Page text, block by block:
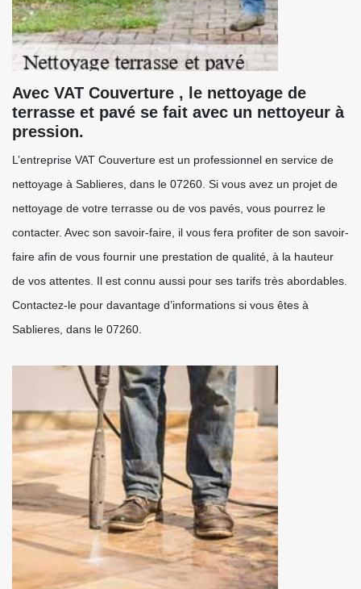
Avec VAT Couverture , le nettoyage de
terrasse et pavé se fait avec un nettoyeur à
pression.
L’entreprise VAT Couverture est un professionnel en service de
nettoyage à Sablieres, dans le 07260. Si vous avez un projet de
nettoyage de votre terrasse ou de vos pavés, vous pourrez le
contacter. Avec son savoir-faire, il vous fera profiter de son savoir-
faire afin de vous fournir une prestation de qualité, à la hauteur
de vos attentes. Il est connu aussi pour ses tarifs très abordables.
Contactez-le pour davantage d’informations si vous êtes à
Sablieres, dans le 07260.